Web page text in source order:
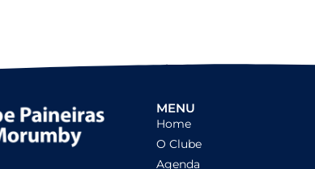
MENU
Home
O Clube
Agenda